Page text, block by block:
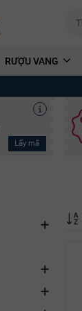
RƯỢU VANG
Lấy mã